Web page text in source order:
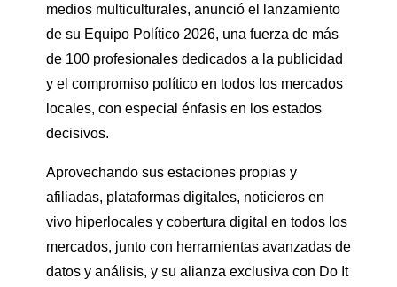
medios multiculturales, anunció el lanzamiento
de su Equipo Político 2026, una fuerza de más
de 100 profesionales dedicados a la publicidad
y el compromiso político en todos los mercados
locales, con especial énfasis en los estados
decisivos.
Aprovechando sus estaciones propias y
afiliadas, plataformas digitales, noticieros en
vivo hiperlocales y cobertura digital en todos los
mercados, junto con herramientas avanzadas de
datos y análisis, y su alianza exclusiva con Do It